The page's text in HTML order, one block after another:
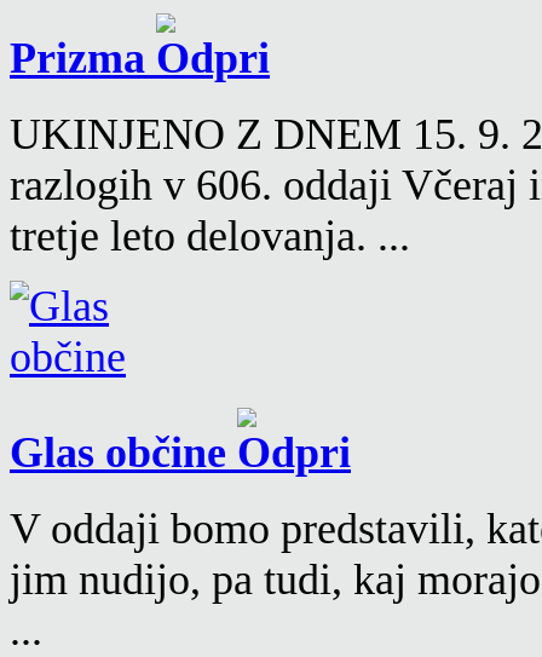
Prizma
UKINJENO Z DNEM 15. 9.
razlogih v 606. oddaji Včeraj
tretje leto delovanja. ...
Glas občine
V oddaji bomo predstavili,
jim nudijo, pa tudi, kaj
...